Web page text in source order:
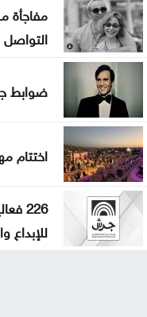
مفاجأة
التواصل
ضوابط
اختتام
للإبداع